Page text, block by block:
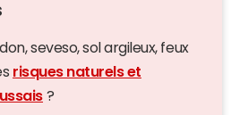
seveso, sol argileux, feux
risques naturels et
?